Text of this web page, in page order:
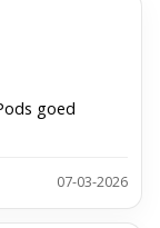
goed
07-03-2026